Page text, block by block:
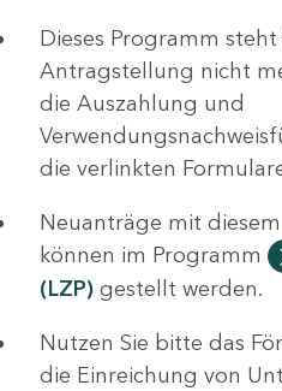
Dieses Programm
Antragstellung nicht
die Auszahlung und
die verlinkten
Neuanträge mit
können im Programm
(LZP) gestellt werden.
Nutzen Sie bitte das
die Einreichung von